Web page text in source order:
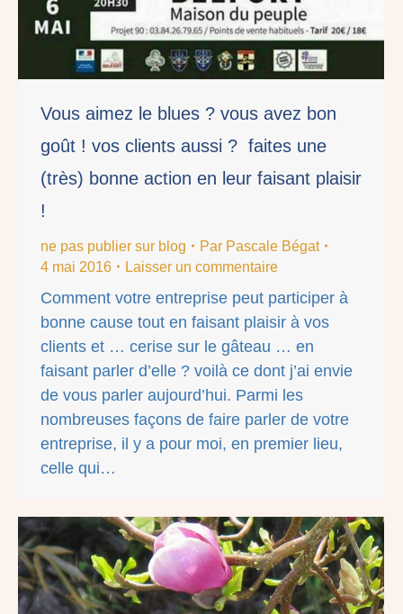
Vous aimez le blues ? vous avez bon
goût ! vos clients aussi ? faites une
(très) bonne action en leur faisant plaisir
!
ne pas publier sur blog Par Pascale Bégat
4 mai 2016
Laisser un commentaire
Comment votre entreprise peut participer à
bonne cause tout en faisant plaisir à vos
clients et … cerise sur le gâteau … en
faisant parler d’elle ? voilà ce dont j’ai envie
de vous parler aujourd’hui. Parmi les
nombreuses façons de faire parler de votre
entreprise, il y a pour moi, en premier lieu,
celle qui…